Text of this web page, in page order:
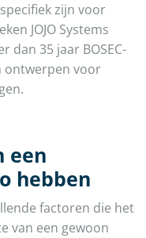
zijn voor
JOJO Systems
dan 35 jaar BOSEC-
ontwerpen voor
een
hebben
factoren die het
van een gewoon